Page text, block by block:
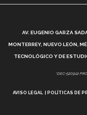
¿Cómo
Vida Tec:
AV. EUGENIO GARZA
MONTERREY, NUEVO LEÓN,
TECNOLÓGICO Y DE
*DEC-520912
AVISO LEGAL POLÍTICAS DE